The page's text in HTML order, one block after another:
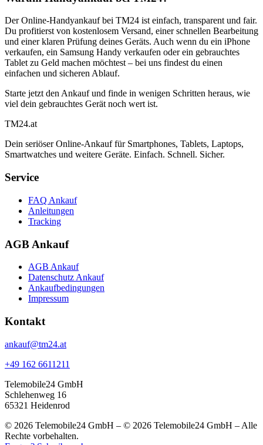
Der Online-Handyankauf bei TM24 ist einfach, transparent und fair.
Du profitierst von kostenlosem Versand, einer schnellen Bearbeitung
und einer klaren Prüfung deines Geräts. Auch wenn du ein iPhone
verkaufen, ein Samsung Handy verkaufen oder ein gebrauchtes
Tablet zu Geld machen möchtest – bei uns findest du einen
einfachen und sicheren Ablauf.
Starte jetzt den Ankauf und finde in wenigen Schritten heraus, wie
viel dein gebrauchtes Gerät noch wert ist.
TM24.at
Dein seriöser Online-Ankauf für Smartphones, Tablets, Laptops,
Smartwatches und weitere Geräte. Einfach. Schnell. Sicher.
Service
FAQ Ankauf
Anleitungen
Tracking
AGB Ankauf
AGB Ankauf
Datenschutz Ankauf
Ankaufbedingungen
Impressum
Kontakt
ankauf@tm24.at
+49 162 6611211
Telemobile24 GmbH
Schlehenweg 16
65321 Heidenrod
© 2026 Telemobile24 GmbH – © 2026 Telemobile24 GmbH – Alle
Rechte vorbehalten.